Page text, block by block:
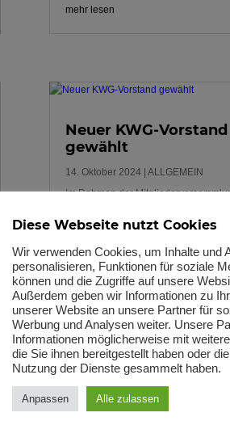
mehr lesen
Neuer KWG-Vorstand
gewählt
14. Oktober 2024
ALLGEMEIN
Im Rahmen der
Lutherstadt Wittenberg auch ein neuer
aufnehmen wird: Die bisherige
Fellner, scheidet nach zwei...
mehr lesen
KWG-
Diese Webseite nutzt Cookies
Wir verwenden Cookies, um Inhalte und
personalisieren, Funktionen für soziale
können und die Zugriffe auf unsere
Außerdem geben wir Informationen zu
unserer Website an unsere Partner für
Werbung und Analysen weiter. Unsere
Informationen möglicherweise mit
die Sie ihnen bereitgestellt haben oder
Nutzung der Dienste gesammelt haben.
Anpassen Alle zulassen